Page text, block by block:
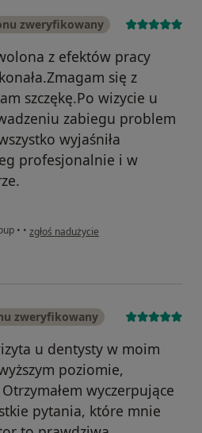
zweryfikowany
z efektów pracy
się z
szczękę.Po wizycie u
zabiegu problem
wyjaśniła
profesjonalnie i w
• • w opinii użytkownika Zofia
zgłoś nadużycie
zweryfikowany
u dentysty w moim
poziomie,
wyczerpujące
pytania, które mnie